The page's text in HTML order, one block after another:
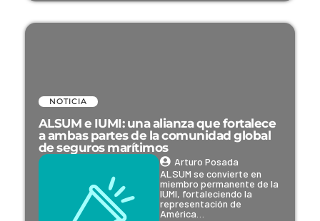
NOTICIA
ALSUM e IUMI: una alianza que fortalece
a ambas partes de la comunidad global
de seguros marítimos
Arturo Posada
ALSUM se convierte en
miembro permanente de la
IUMI, fortaleciendo la
representación de
América…